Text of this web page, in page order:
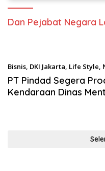
Dan Pejabat Negara
Bisnis, DKI Jakarta, Life Style,
PT Pindad Segera
Kendaraan Dinas